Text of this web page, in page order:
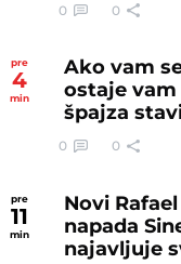
0 0
pre
4
min
Ako vam
ostaje vam
špajza
0 0
pre
11
min
Novi
napada
najavljuje